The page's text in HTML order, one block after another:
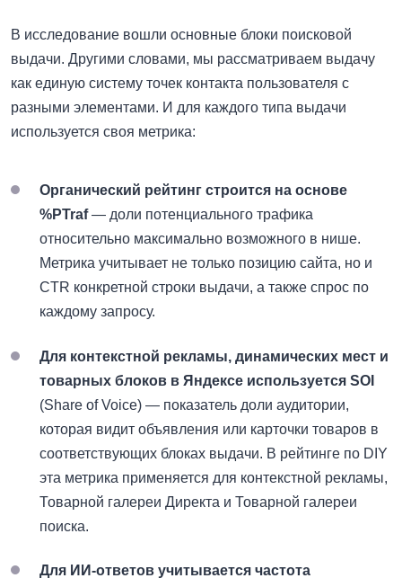
В исследование вошли основные блоки поисковой
выдачи. Другими словами, мы рассматриваем выдачу
как единую систему точек контакта пользователя с
разными элементами. И для каждого типа выдачи
используется своя метрика:
Органический рейтинг строится на основе
%PTraf— доли потенциального трафика
относительно максимально возможного в нише.
Метрика учитывает не только позицию сайта, но и
CTR конкретной строки выдачи, а также спрос по
каждому запросу.
Для контекстной рекламы, динамических мест и
товарных блоков в Яндексе используется SOI
(Share of Voice) — показатель доли аудитории,
которая видит объявления или карточки товаров в
соответствующих блоках выдачи. В рейтинге по DIY
эта метрика применяется для контекстной рекламы,
Товарной галереи Директа и Товарной галереи
поиска.
Для ИИ-ответов учитывается частота